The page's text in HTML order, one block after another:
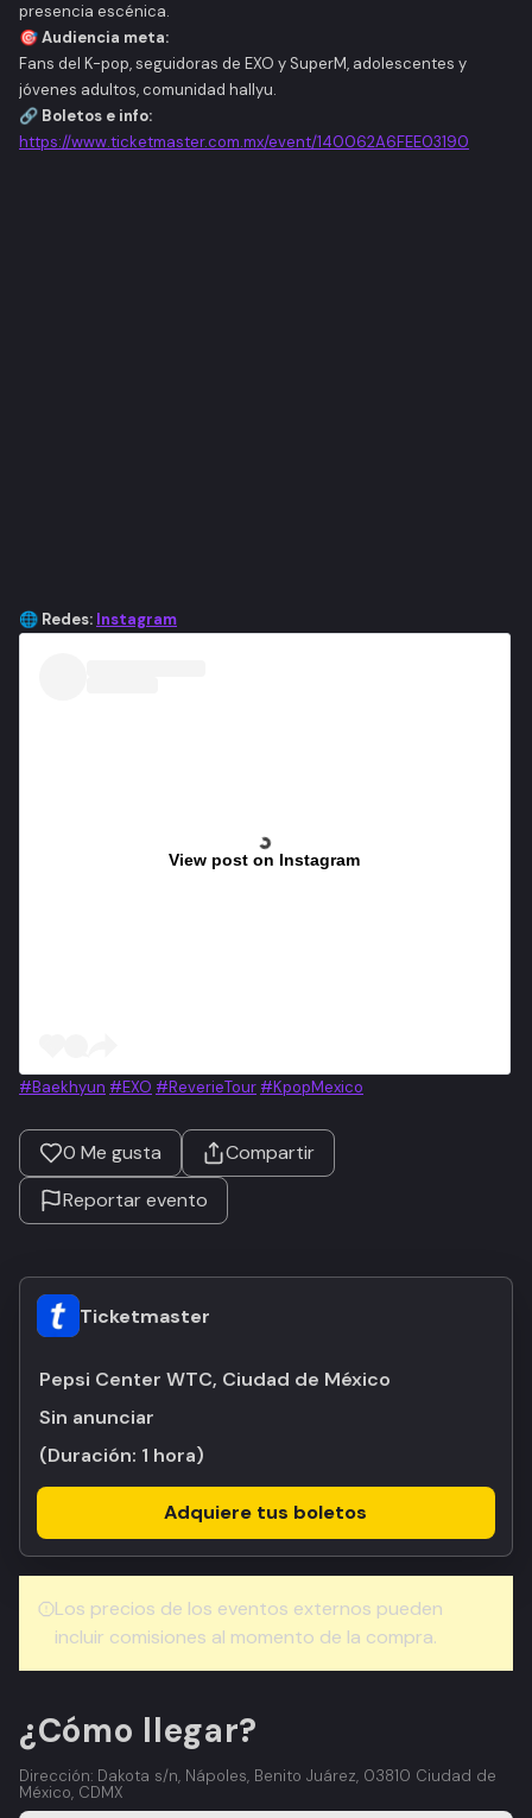
presencia escénica.
🎯Audiencia meta:
Fans del K-pop, seguidoras de EXO y SuperM, adolescentes y
jóvenes adultos, comunidad hallyu.
🔗 Boletos e info:
https://www.ticketmaster.com.mx/event/140062A6FEE03190
🌐 Redes: Instagram
View post on Instagram
#Baekhyun #EXO #ReverieTour #KpopMexico
0 Me gusta
Compartir
Reportar evento
Ticketmaster
Pepsi Center WTC, Ciudad de México
Sin anunciar
(Duración: 1 hora)
Adquiere tus boletos
Los precios de los eventos externos pueden
incluir comisiones al momento de la compra.
¿Cómo llegar?
Dirección: Dakota s/n, Nápoles, Benito Juárez, 03810 Ciudad de
México, CDMX